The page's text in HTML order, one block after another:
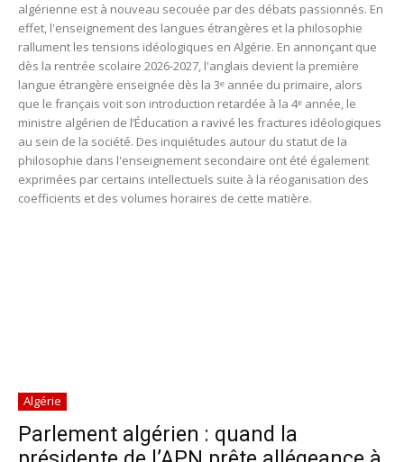
algérienne est à nouveau secouée par des débats passionnés. En
effet, l'enseignement des langues étrangères et la philosophie
rallument les tensions idéologiques en Algérie. En annonçant que
dès la rentrée scolaire 2026-2027, l'anglais devient la première
langue étrangère enseignée dès la 3ᵉ année du primaire, alors
que le français voit son introduction retardée à la 4ᵉ année, le
ministre algérien de l’Éducation a ravivé les fractures idéologiques
au sein de la société. Des inquiétudes autour du statut de la
philosophie dans l'enseignement secondaire ont été également
exprimées par certains intellectuels suite à la réoganisation des
coefficients et des volumes horaires de cette matière.
Algérie
Parlement algérien : quand la